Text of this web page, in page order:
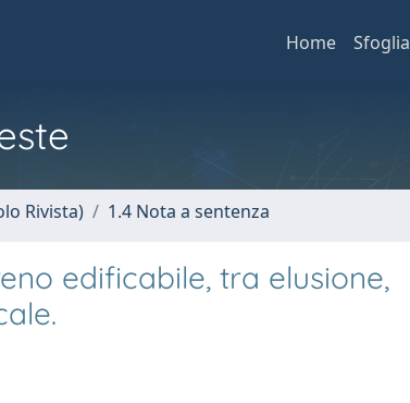
Home Sfoglia
Rivista) 1.4 Nota a sentenza
edificabile, tra elusione,